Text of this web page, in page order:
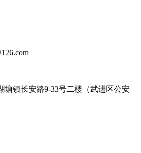
塘镇长安路9-33号二楼（武进区公安